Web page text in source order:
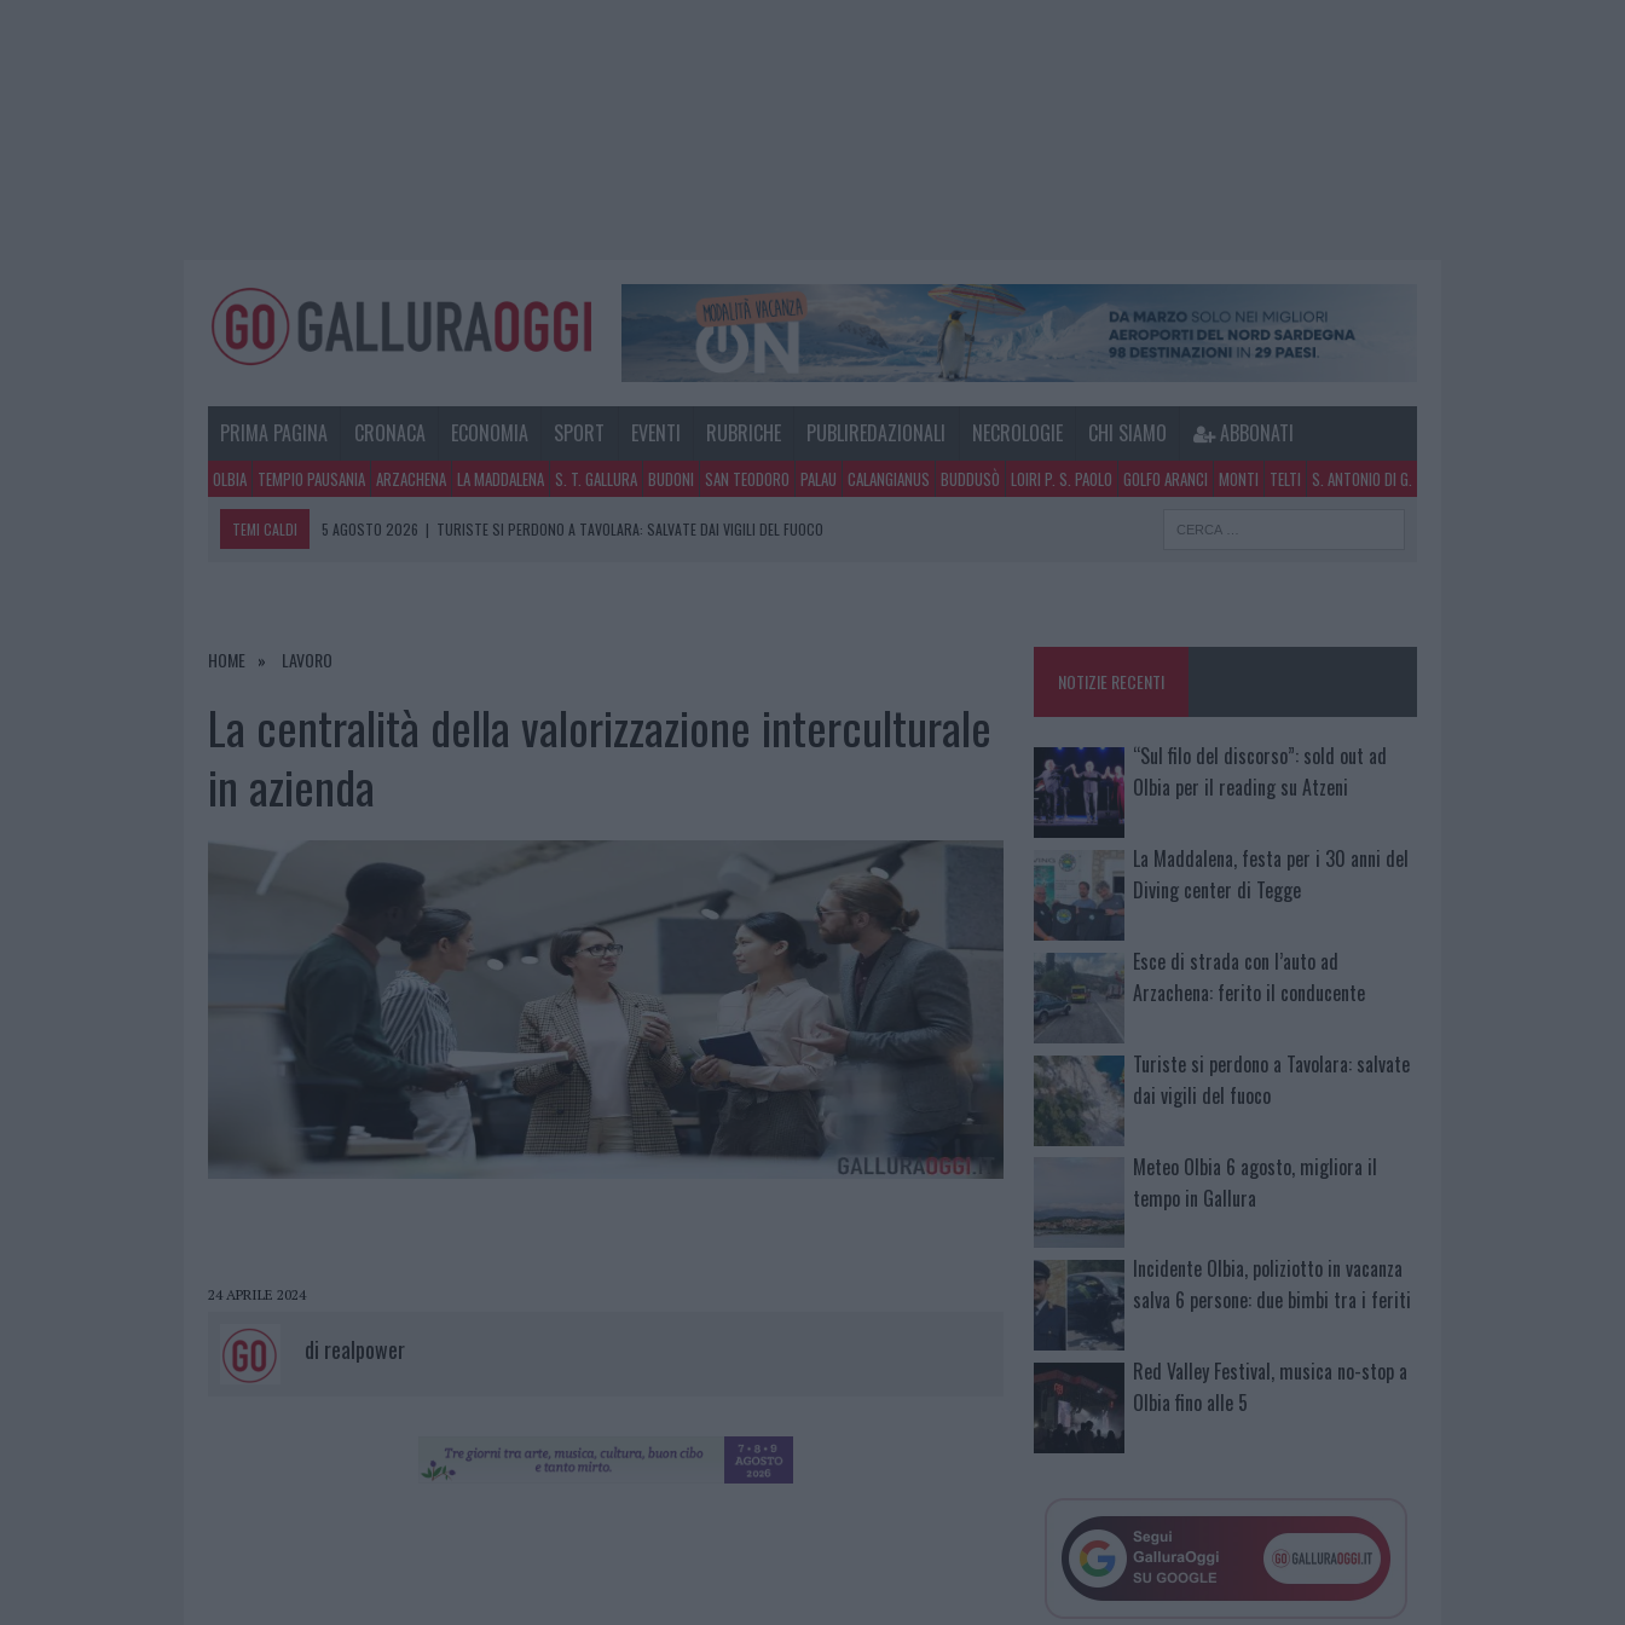
PRIMA PAGINA CRONACA ECONOMIA SPORT EVENTI RUBRICHE PUBLIREDAZIONALI NECROLOGIE CHI SIAMO ABBONATI
OLBIA TEMPIO PAUSANIA ARZACHENA LA MADDALENA S. T. GALLURA BUDONI SAN TEODORO PALAU CALANGIANUS BUDDUSÒ LOIRI P. S. PAOLO GOLFO ARANCI MONTI TELTI S. ANTONIO DI G.
TEMI CALDI 5 AGOSTO 2026 | METEO OLBIA 6 AGOSTO, MIGLIORA IL TEMPO IN GALLURA
5 AGOSTO 2026
HOME LAVORO
La centralità della valorizzazione interculturale
in azienda
24 APRILE 2024
di realpower
NOTIZIE RECENTI
“Sul filo del discorso”: sold out ad
Olbia per il reading su Atzeni
La Maddalena, festa per i 30 anni del
Diving center di Tegge
Esce di strada con l’auto ad
Arzachena: ferito il conducente
Turiste si perdono a Tavolara: salvate
dai vigili del fuoco
Meteo Olbia 6 agosto, migliora il
tempo in Gallura
Incidente Olbia, poliziotto in vacanza
salva 6 persone: due bimbi tra i feriti
Red Valley Festival, musica no-stop a
Olbia fino alle 5